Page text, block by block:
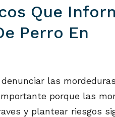
Que
Perro En
las
porque las
y plantear riesgos